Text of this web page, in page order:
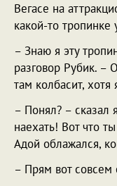
Вегасе на
какой-то тропинке
– Знаю я эту
разговор Рубик. –
там колбасит,
– Понял? –
наехать! Вот что
Адой облажался,
– Прям вот совсем